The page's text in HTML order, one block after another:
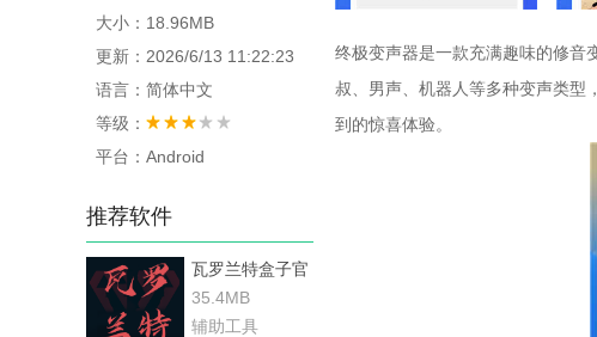
大小：18.96MB
更新：2026/6/13 11:22:23
语言：简体中文
等级：
平台：Android
推荐软件
瓦罗兰特盒子官
方正版
35.4MB
辅助工具
终极变声器是一款充满趣味的修音
叔、男声、机器人等多种变声类型
到的惊喜体验。